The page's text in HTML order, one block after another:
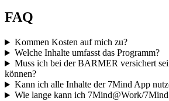
FAQ
Kommen Kosten auf mich zu?
Welche Inhalte umfasst das Programm?
Muss ich bei der BARMER versichert
können?
Kann ich alle Inhalte der 7Mind App
Wie lange kann ich 7Mind@Work/